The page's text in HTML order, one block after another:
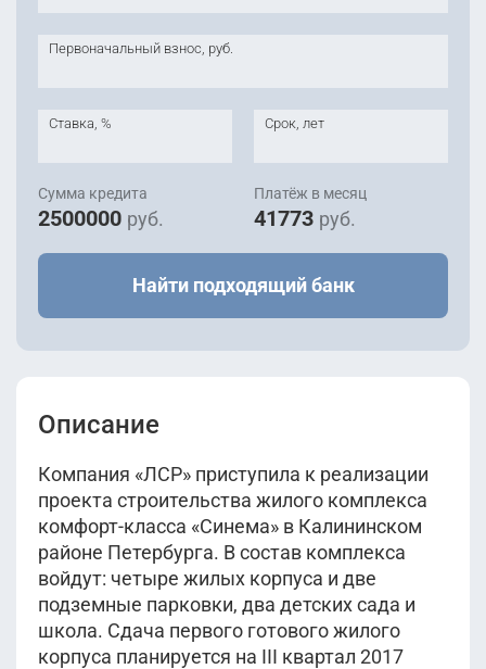
Первоначальный взнос, руб.
Ставка, % Срок, лет
Сумма кредита
2500000 руб.
Платёж в месяц
41773 руб.
Найти подходящий банк
Описание
Компания «ЛСР» приступила к реализации
проекта строительства жилого комплекса
комфорт-класса «Синема» в Калининском
районе Петербурга. В состав комплекса
войдут: четыре жилых корпуса и две
подземные парковки, два детских сада и
школа. Сдача первого готового жилого
корпуса планируется на III квартал 2017